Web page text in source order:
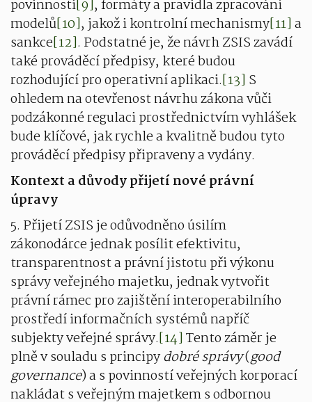
povinnosti[9], formáty a pravidla zpracování
modelů[10], jakož i kontrolní mechanismy[11]a
sankce[12]. Podstatné je, že návrh ZSIS zavádí
také prováděcí předpisy, které budou
rozhodující pro operativní aplikaci.[13] S
ohledem na otevřenost návrhu zákona vůči
podzákonné regulaci prostřednictvím vyhlášek
bude klíčové, jak rychle a kvalitně budou tyto
prováděcí předpisy připraveny a vydány.
Kontext a důvody přijetí nové právní
úpravy
5. Přijetí ZSIS je odůvodněno úsilím
zákonodárce jednak posílit efektivitu,
transparentnost a právní jistotu při výkonu
správy veřejného majetku, jednak vytvořit
právní rámec pro zajištění interoperabilního
prostředí informačních systémů napříč
subjekty veřejné správy.[14]Tento záměr je
plně v souladu s principydobré správy(good
governance) a s povinností veřejných korporací
nakládat s veřejným majetkem s odbornou